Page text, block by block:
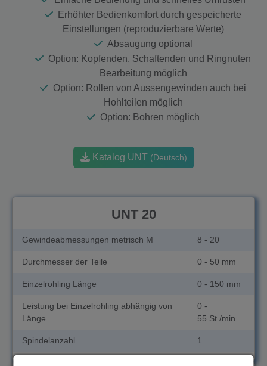
Erhöhter Bedienkomfort durch gespeicherte
Einstellungen (reproduzierbare Werte)
Absaugung optional
Option: Kopfenden, Schaftenden und Ringnuten
Bearbeitung möglich
Option: Rollen von Aussengewinden auch bei
Hohlteilen möglich
Option: Bohren möglich
Katalog UNT (Deutsch)
UNT 20
Gewindeabmessungen metrisch M 8 - 20
Durchmesser der Teile 0 - 50 mm
Einzelrohling Länge 0 - 150 mm
Leistung bei Einzelrohling abhängig von
Länge
0 -
55 St./min
Spindelanzahl 1